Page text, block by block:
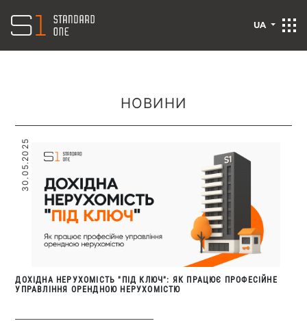
UA
НОВИНИ
30.05.2025
ДОХІДНА НЕРУХОМІСТЬ "ПІД КЛЮЧ": ЯК ПРАЦЮЄ ПРОФЕСІЙНЕ
УПРАВЛІННЯ ОРЕНДНОЮ НЕРУХОМІСТЮ